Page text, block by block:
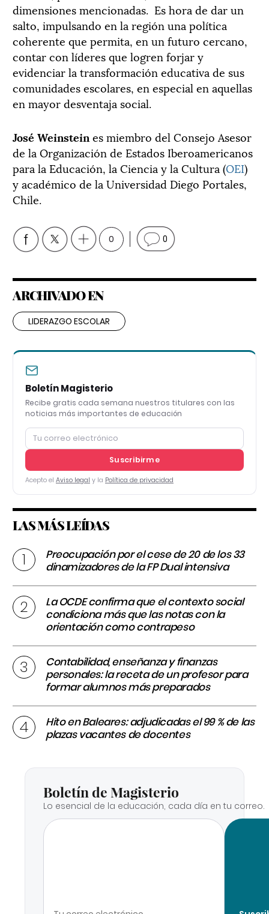
dimensiones mencionadas. Es hora de dar un
salto, impulsando en la región una política
coherente que permita, en un futuro cercano,
contar con líderes que logren forjar y
evidenciar la transformación educativa de sus
comunidades escolares, en especial en aquellas
en mayor desventaja social.
José Weinstein es miembro del Consejo Asesor
de la Organización de Estados Iberoamericanos
para la Educación, la Ciencia y la Cultura (OEI)
y académico de la Universidad Diego Portales,
Chile.
0 0
ARCHIVADO EN
LIDERAZGO ESCOLAR
Boletín Magisterio
Recibe gratis cada semana nuestros titulares con las
noticias más importantes de educación
Suscribirme
Acepto el Aviso legal y la Política de privacidad
LAS MÁS LEÍDAS
Preocupación por el cese de 20 de los 33
dinamizadores de la FP Dual intensiva
La OCDE confirma que el contexto social
condiciona más que las notas con la
orientación como contrapeso
Contabilidad, enseñanza y finanzas
personales: la receta de un profesor para
formar alumnos más preparados
Hito en Baleares: adjudicadas el 99 % de las
plazas vacantes de docentes
Boletín de Magisterio
Lo esencial de la educación, cada día en tu correo.